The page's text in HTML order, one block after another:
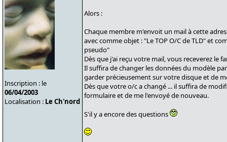
Inscription : le
06/04/2003
Localisation : Le Ch'nord
Alors :
Chaque membre m'envoit un mail à cette
avec comme objet : "Le TOP O/C de TLD" et
pseudo"
Dès que j'ai reçu votre mail, vous receverez le
Il suffira de changer les données du modèle
garder précieusement sur votre disque et de
Dès que votre o/c a changé ... il suffira de
formulaire et de me l'envoyé de nouveau.
S'il y a encore des questions